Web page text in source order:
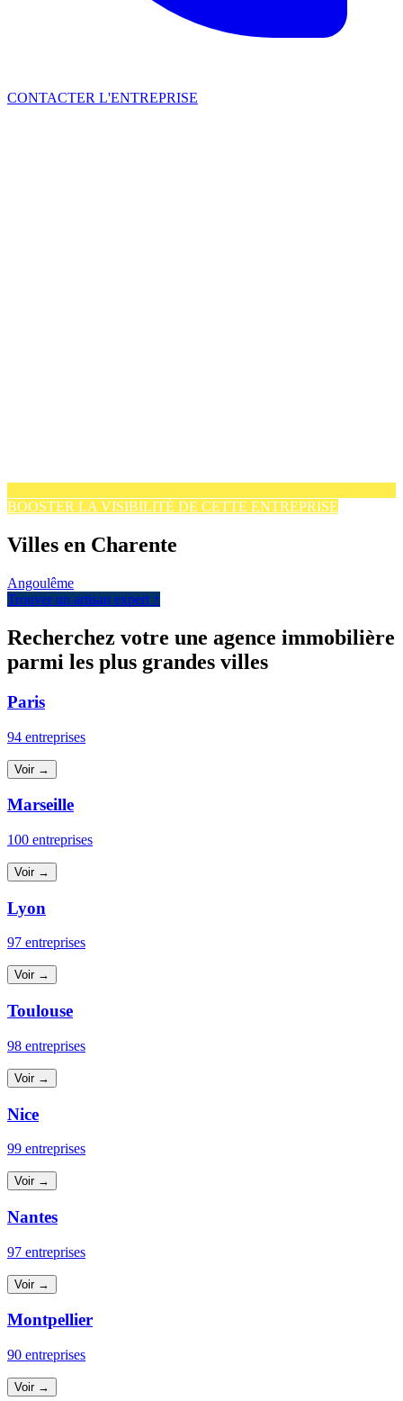
CONTACTER L'ENTREPRISE
BOOSTER LA VISIBILITÉ DE CETTE ENTREPRISE
Villes en Charente
Angoulême
Trouver un artisan expert ↑
Recherchez votre une agence immobilière
parmi les plus grandes villes
Paris
94 entreprises
Voir →
Marseille
100 entreprises
Voir →
Lyon
97 entreprises
Voir →
Toulouse
98 entreprises
Voir →
Nice
99 entreprises
Voir →
Nantes
97 entreprises
Voir →
Montpellier
90 entreprises
Voir →